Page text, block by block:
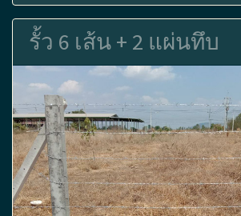
รั้ว 6 เส้น + 2 แผ่นทึบ